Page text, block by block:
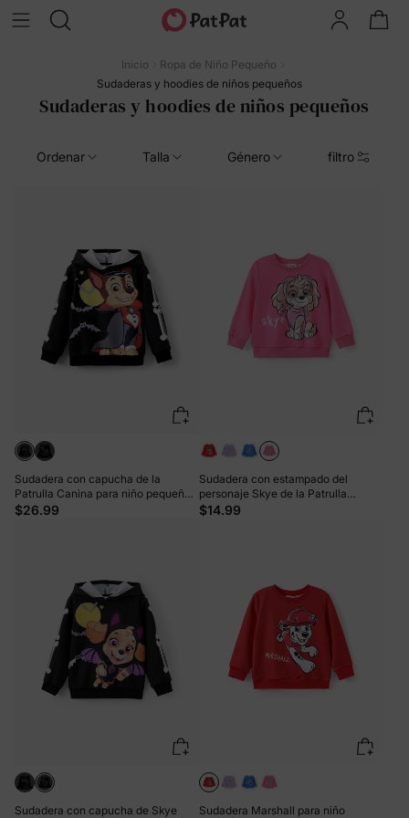
Inicio
Ropa de Niño Pequeño
Sudaderas y hoodies de niños pequeños
Sudaderas y hoodies de niños pequeños
Ordenar Talla Género filtro
Sudadera con capucha de la
Patrulla Canina para niño pequeño,
color negro, para Halloween, que
$26.99
Sudadera con estampado del
personaje Skye de la Patrulla
Canina para niña pequeña Roseo
$14.99
Sudadera con capucha de Skye
Sudadera Marshall para niño